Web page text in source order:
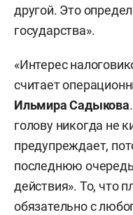
другой. Это
государства».
«Интерес
считает
Ильмира Садыкова
голову никогда не
предупреждает,
последнюю
действия». То, что
обязательно с